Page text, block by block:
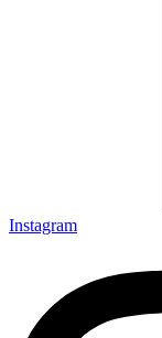
Instagram